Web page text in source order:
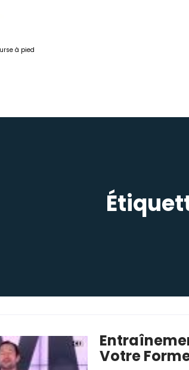
à pied
Votre